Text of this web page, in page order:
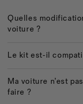
Quelles
voiture ?
Le kit est-il
Ma voiture n’est
faire ?